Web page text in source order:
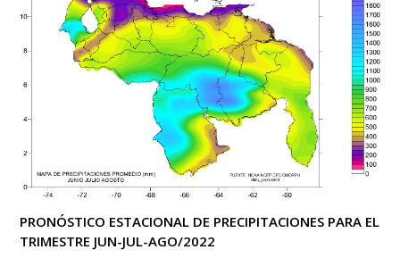
PRONÓSTICO ESTACIONAL DE PRECIPITACIONES PARA EL
TRIMESTRE JUN-JUL-AGO/2022